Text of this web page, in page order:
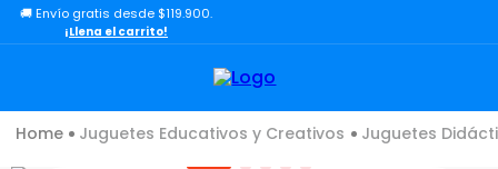
🚚 Envío gratis desde $119.900.
¡Llena el carrito!
Juguetes Educativos y Creativos Juguetes
TÉRMINOS MÁS BUSCADOS
3.
carro